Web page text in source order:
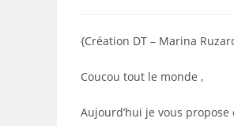
publication :
{Création DT – Marina
Coucou tout le monde ,
Aujourd’hui je vous